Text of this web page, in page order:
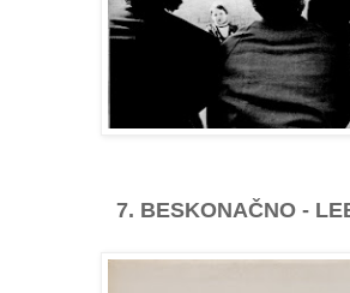
7. BESKONAČNO -